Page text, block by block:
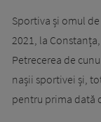
Sportiva și omul
2021, la
Petrecerea de
nașii sportivei și,
pentru prima dată